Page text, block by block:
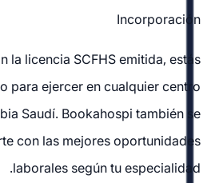
Incorporación
la licencia SCFHS emitida, estás
para ejercer en cualquier centro
Saudí. Bookahospi también se
con las mejores oportunidades
laborales según tu especialidad.